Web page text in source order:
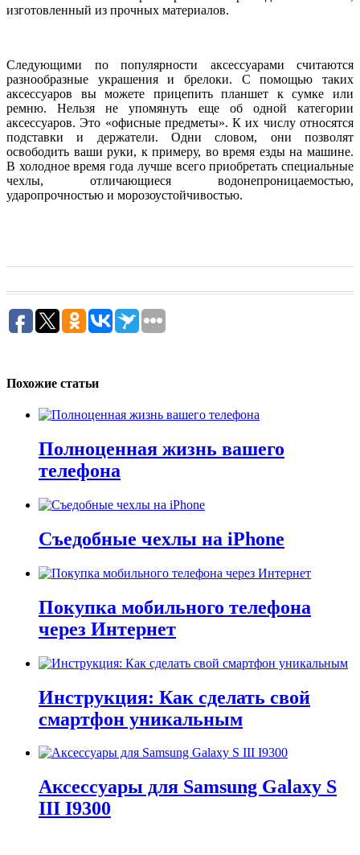
изготовленный из прочных материалов.
Следующими по популярности аксессуарами считаются
разнообразные украшения и брелоки. С помощью таких
аксессуаров вы можете прицепить планшет к сумке или
ремню. Нельзя не упомянуть еще об одной категории
аксессуаров. Это «офисные предметы». К их числу относятся
подставки и держатели. Одни словом, они позволят
освободить ваши руки, к примеру, во время езды на машине.
В холодное время года лучше всего приобретать специальные
чехлы, отличающиеся водонепроницаемостью,
ударопрочностью и морозоустойчивостью.
Похожие статьи
Полноценная жизнь вашего
телефона
Съедобные чехлы на iPhone
Покупка мобильного телефона
через Интернет
Инструкция: Как сделать свой
смартфон уникальным
Аксессуары для Samsung Galaxy S
III I9300